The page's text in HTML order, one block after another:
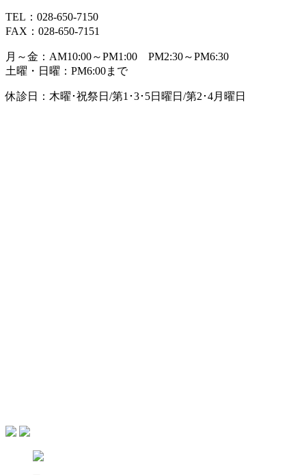
TEL：028-650-7150
FAX：028-650-7151
月～金：AM10:00～PM1:00 PM2:30～PM6:30
土曜・日曜：PM6:00まで
休診日：木曜･祝祭日/第1･3･5日曜日/第2･4月曜日